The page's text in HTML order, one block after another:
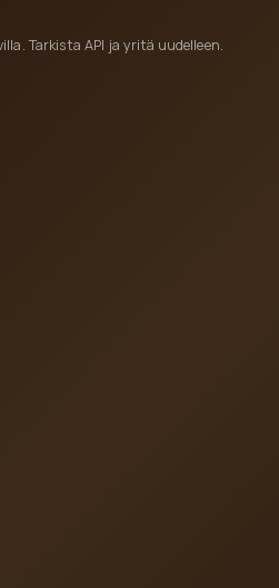
Tarkista API ja yritä uudelleen.